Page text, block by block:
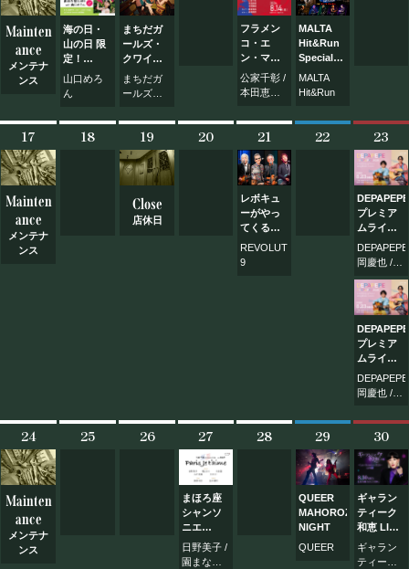
Mainten
ance
メンテナ
ンス
海の日・
山の日 限
定！
まほろ座
Café with
山口めろ
山口めろ
ん
まちだガ
ールズ・
クワイア
の水曜日
は
まちだガ
ールズ・
リリー＆
マリー
フラメン
コ・エ
ン・マホ
ローサ
Vol.62
公家千彰 /
本田恵美 /
廣重有加 /
高橋秀男
MALTA
Hit&Run
Special
Live
at まほろ
MALTA
Hit&Run
17
Mainten
ance
メンテナ
ンス
18 19
Close
店休日
20 21
レボキュ
ーがやっ
てくる！
Vol.65
REVOLUTION-
9
22 23
DEPAPEPE
プレミア
ムライブ
2026
～a
of music
that
floats in
color ～
【昼公
演】
岡慶也 /
也） / 武
内和之
DEPAPEPE
プレミア
ムライブ
2026
～a
memory
that
color ～
【夜公
岡慶也 /
也） / 武
内和之
24
Mainten
ance
メンテナ
ンス
25 26 27
まほろ座
シャンソ
ニエ
~Paris ♪
Je
日野美子 /
園まなみ /
28 29
QUEER
MAHOROZA
NIGHT
QUEER
30
ギャラン
ティーク
和恵 LIVE
～Late
Summer
ギャラン
ティーク